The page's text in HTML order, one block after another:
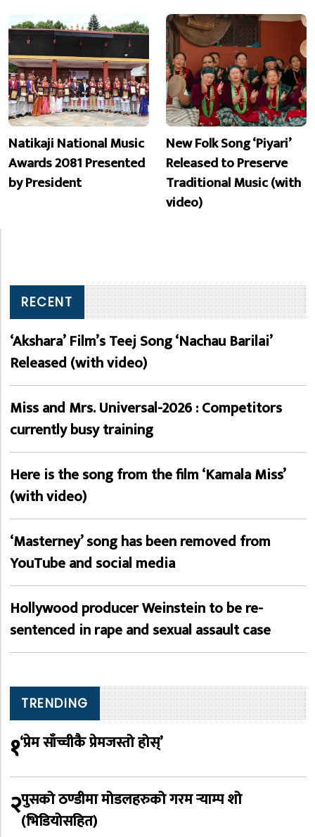
Natikaji National Music
Awards 2081 Presented
by President
New Folk Song ‘Piyari’
Released to Preserve
Traditional Music (with
video)
RECENT
‘Akshara’ Film’s Teej Song ‘Nachau Barilai’
Released (with video)
Miss and Mrs. Universal-2026 : Competitors
currently busy training
Here is the song from the film ‘Kamala Miss’
(with video)
‘Masterney’ song has been removed from
YouTube and social media
Hollywood producer Weinstein to be re-
sentenced in rape and sexual assault case
TRENDING
१‘प्रेम साँच्चीकै प्रेमजस्तो होस्’
२पुसको ठण्डीमा मोडलहरुको गरम र्‍याम्प शो
(भिडियोसहित)